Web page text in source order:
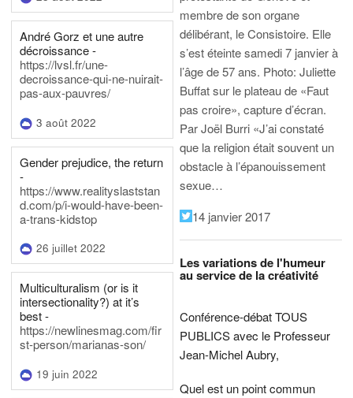
André Gorz et une autre
décroissance -
https://lvsl.fr/une-
decroissance-qui-ne-nuirait-
pas-aux-pauvres/
3 août 2022
Gender prejudice, the return
-
https://www.realityslaststan
d.com/p/i-would-have-been-
a-trans-kidstop
26 juillet 2022
Multiculturalism (or is it
intersectionality?) at it’s
best -
https://newlinesmag.com/fir
st-person/marianas-son/
19 juin 2022
membre de son organe
délibérant, le Consistoire. Elle
s’est éteinte samedi 7 janvier à
l’âge de 57 ans. Photo: Juliette
Buffat sur le plateau de «Faut
pas croire», capture d’écran.
Par Joël Burri «J’ai constaté
que la religion était souvent un
obstacle à l’épanouissement
sexue…
14 janvier 2017
Les variations de l'humeur
au service de la créativité
Conférence-débat TOUS
PUBLICS avec le Professeur
Jean-Michel Aubry,
Quel est un point commun